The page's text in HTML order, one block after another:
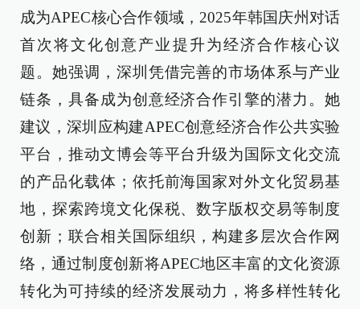
成为APEC核心合作领域，2025年韩国庆州对话
首次将文化创意产业提升为经济合作核心议
题。她强调，深圳凭借完善的市场体系与产业
链条，具备成为创意经济合作引擎的潜力。她
建议，深圳应构建APEC创意经济合作公共实验
平台，推动文博会等平台升级为国际文化交流
的产品化载体；依托前海国家对外文化贸易基
地，探索跨境文化保税、数字版权交易等制度
创新；联合相关国际组织，构建多层次合作网
络，通过制度创新将APEC地区丰富的文化资源
转化为可持续的经济发展动力，将多样性转化